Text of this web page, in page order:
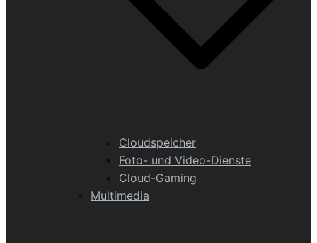
Cloudspeicher
Foto- und Video-Dienste
Cloud-Gaming
Multimedia